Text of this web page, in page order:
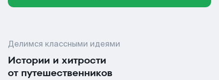
Делимся классными идеями
Истории и хитрости
от путешественников